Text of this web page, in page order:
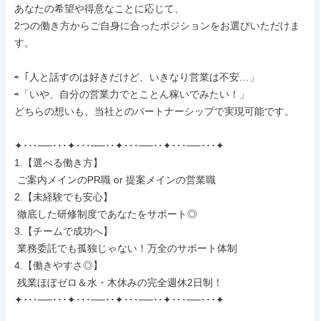
あなたの希望や得意なことに応じて、
2つの働き方からご自身に合ったポジションをお選びいただけま
す。
⇨「人と話すのは好きだけど、いきなり営業は不安…」
⇨「いや、自分の営業力でとことん稼いでみたい！」
どちらの想いも、当社とのパートナーシップで実現可能です。
✦･･･──･･･✦･･･──･･✦･･･──･･✦･･･──･･･✦
1.【選べる働き方】
2.【未経験でも安心】
3.【チームで成功へ】
4.【働きやすさ◎】
✦･･･──･･･✦･･･──･･✦･･･──･･✦･･･──･･･✦